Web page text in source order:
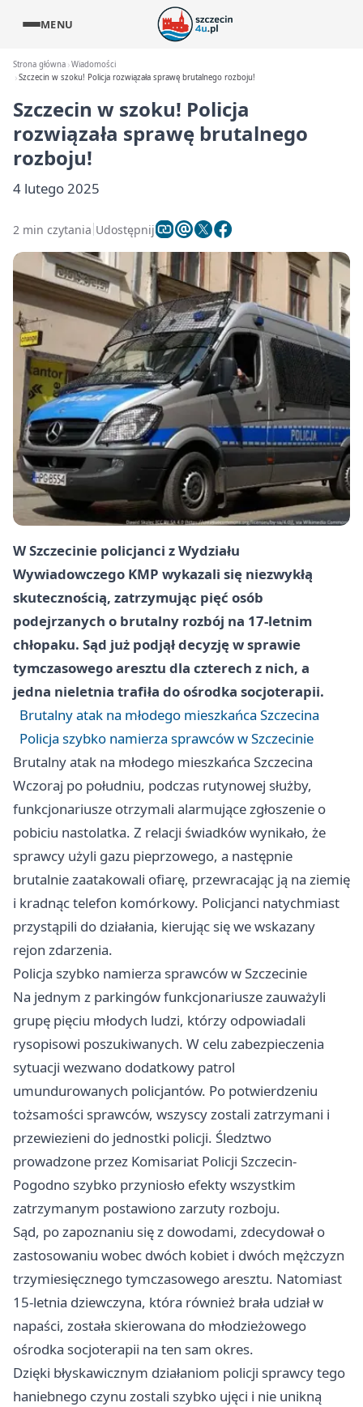
MENU
Strona główna Wiadomości
Szczecin w szoku! Policja rozwiązała sprawę brutalnego rozboju!
Szczecin w szoku! Policja
rozwiązała sprawę brutalnego
rozboju!
4 lutego 2025
2 min czytania Udostępnij
W Szczecinie policjanci z Wydziału
Wywiadowczego KMP wykazali się niezwykłą
skutecznością, zatrzymując pięć osób
podejrzanych o brutalny rozbój na 17-letnim
chłopaku. Sąd już podjął decyzję w sprawie
tymczasowego aresztu dla czterech z nich, a
jedna nieletnia trafiła do ośrodka socjoterapii.
Brutalny atak na młodego mieszkańca Szczecina
Policja szybko namierza sprawców w Szczecinie
Brutalny atak na młodego mieszkańca Szczecina
Wczoraj po południu, podczas rutynowej służby,
funkcjonariusze otrzymali alarmujące zgłoszenie o
pobiciu nastolatka. Z relacji świadków wynikało, że
sprawcy użyli gazu pieprzowego, a następnie
brutalnie zaatakowali ofiarę, przewracając ją na ziemię
i kradnąc telefon komórkowy. Policjanci natychmiast
przystąpili do działania, kierując się we wskazany
rejon zdarzenia.
Policja szybko namierza sprawców w Szczecinie
Na jednym z parkingów funkcjonariusze zauważyli
grupę pięciu młodych ludzi, którzy odpowiadali
rysopisowi poszukiwanych. W celu zabezpieczenia
sytuacji wezwano dodatkowy patrol
umundurowanych policjantów. Po potwierdzeniu
tożsamości sprawców, wszyscy zostali zatrzymani i
przewiezieni do jednostki policji. Śledztwo
prowadzone przez Komisariat Policji Szczecin-
Pogodno szybko przyniosło efekty wszystkim
zatrzymanym postawiono zarzuty rozboju.
Sąd, po zapoznaniu się z dowodami, zdecydował o
zastosowaniu wobec dwóch kobiet i dwóch mężczyzn
trzymiesięcznego tymczasowego aresztu. Natomiast
15-letnia dziewczyna, która również brała udział w
napaści, została skierowana do młodzieżowego
ośrodka socjoterapii na ten sam okres.
Dzięki błyskawicznym działaniom policji sprawcy tego
haniebnego czynu zostali szybko ujęci i nie unikną